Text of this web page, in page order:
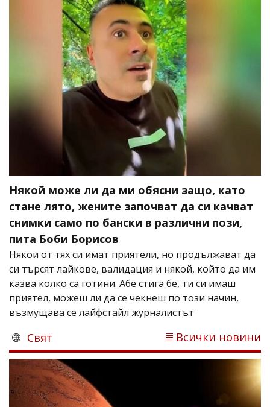
Някой може ли да ми обясни защо, като
стане лято, жените започват да си качват
снимки само по бански в различни пози,
пита Боби Борисов
Някои от тях си имат приятели, но продължават да
си търсят лайкове, валидация и някой, който да им
казва колко са готини. Абе стига бе, ти си имаш
приятел, можеш ли да се чекнеш по този начин,
възмущава се лайфстайл журналистът
Свят Всички новини